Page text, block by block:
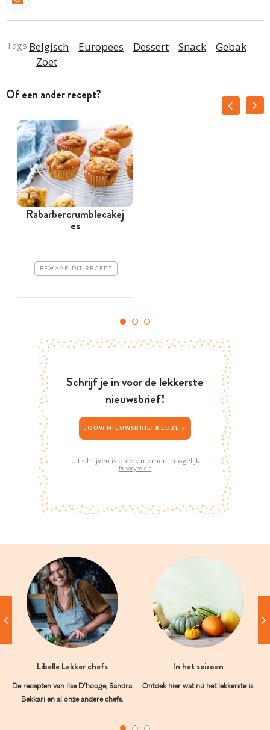
Tags:Belgisch Europees Dessert Snack
Gebak
Zoet
Of een ander recept?
Rabarbercrumblecakej
es
BEWAAR DIT RECEPT
Schrijf je in voor de lekkerste
nieuwsbrief!
JOUW NIEUWSBRIEFKEUZE >
Uitschrijven is op elk moment mogelijk
Privacybeleid
Libelle Lekker chefs
De recepten van Ilse D’hooge, Sandra
Bekkari en al onze andere chefs.
In het seizoen
Ontdek hier wat nú het lekkerste is.